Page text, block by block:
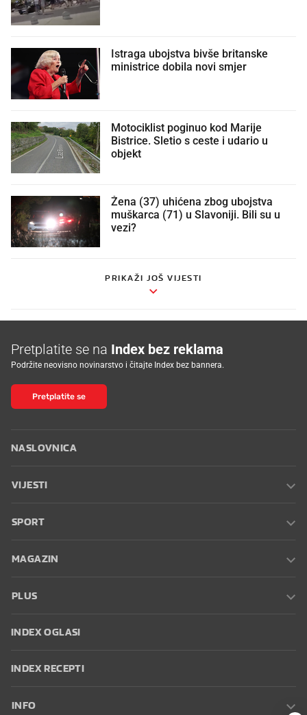
Istraga ubojstva bivše britanske
ministrice dobila novi smjer
Motociklist poginuo kod Marije
Bistrice. Sletio s ceste i udario u
objekt
Žena (37) uhićena zbog ubojstva
muškarca (71) u Slavoniji. Bili su u
vezi?
PRIKAŽI JOŠ VIJESTI
Pretplatite se na Index bez reklama
Podržite neovisno novinarstvo i čitajte Index bez bannera.
Pretplatite se
NASLOVNICA
VIJESTI
SPORT
MAGAZIN
PLUS
INDEX OGLASI
INDEX RECEPTI
INFO